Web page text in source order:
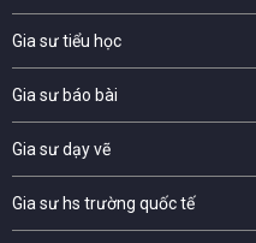
Gia sư tiểu học
Gia sư báo bài
Gia sư dạy vẽ
Gia sư hs trường quốc tế